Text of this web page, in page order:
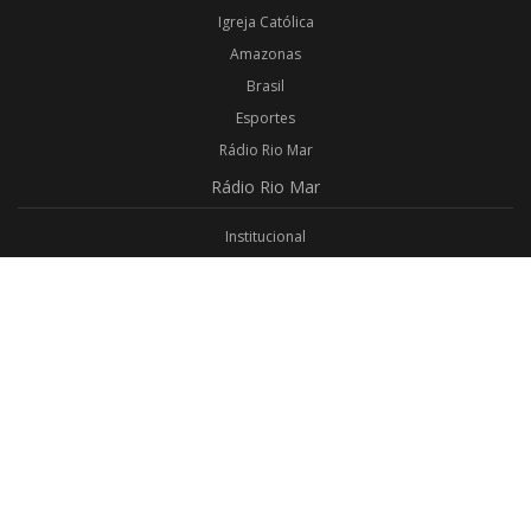
Igreja Católica
Amazonas
Brasil
Esportes
Rádio Rio Mar
Rádio Rio Mar
Institucional